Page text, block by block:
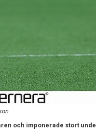
och imponerade stort